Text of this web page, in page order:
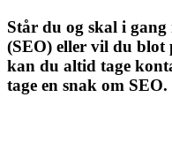
Står du og skal i gang
(SEO) eller vil du blot
kan du altid tage
tage en snak om SEO.